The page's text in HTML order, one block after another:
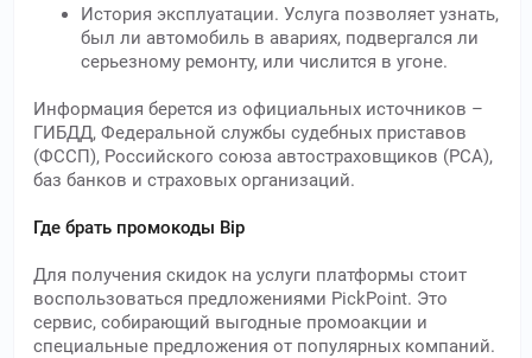
История эксплуатации. Услуга позволяет узнать,
был ли автомобиль в авариях, подвергался ли
серьезному ремонту, или числится в угоне.
Информация берется из официальных источников –
ГИБДД, Федеральной службы судебных приставов
(ФССП), Российского союза автостраховщиков (РСА),
баз банков и страховых организаций.
Где брать промокоды Bip
Для получения скидок на услуги платформы стоит
воспользоваться предложениями PickPoint. Это
сервис, собирающий выгодные промоакции и
специальные предложения от популярных компаний.